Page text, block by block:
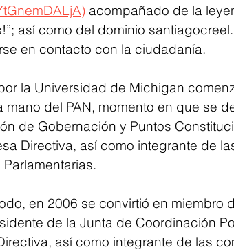
acompañado de la
así como del dominio
en contacto con la ciudadanía.
la Universidad de Michigan
mano del PAN, momento en que se
de Gobernación y Puntos
Directiva, así como integrante de
en 2006 se convirtió en miembro
de la Junta de Coordinación
así como integrante de las